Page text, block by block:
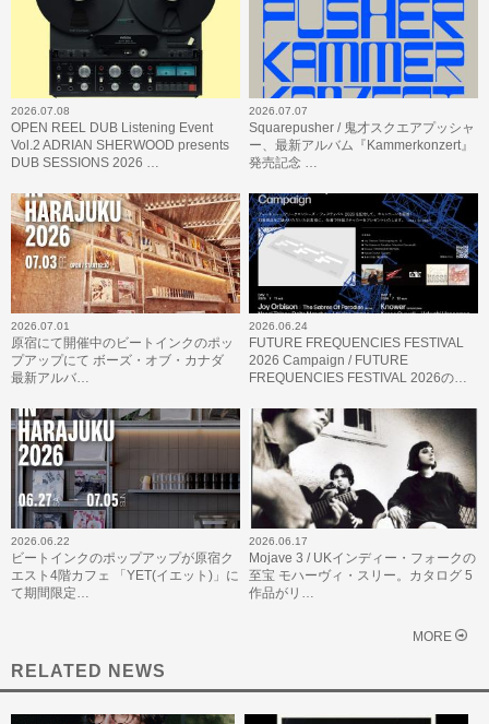
2026.07.08
OPEN REEL DUB Listening Event
Vol.2 ADRIAN SHERWOOD presents
DUB SESSIONS 2026 …
2026.07.07
Squarepusher / 鬼才スクエアプッシャ
ー、最新アルバム『Kammerkonzert』
発売記念 …
2026.07.01
原宿にて開催中のビートインクのポッ
プアップにて ボーズ・オブ・カナダ
最新アルバ…
2026.06.24
FUTURE FREQUENCIES FESTIVAL
2026 Campaign / FUTURE
FREQUENCIES FESTIVAL 2026の…
2026.06.22
ビートインクのポップアップが原宿ク
エスト4階カフェ 「YET(イエット)」に
て期間限定…
2026.06.17
Mojave 3 / UKインディー・フォークの
至宝 モハーヴィ・スリー。カタログ 5
作品がリ…
MORE
RELATED NEWS